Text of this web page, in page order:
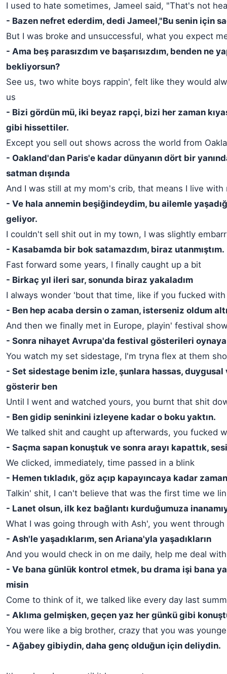
I used to hate sometimes, Jameel said, "That's not
- Bazen nefret ederdim, dedi Jameel,"Bu senin için
But I was broke and unsuccessful, what you expect
- Ama beş parasızdım ve başarısızdım, benden ne
bekliyorsun?
See us, two white boys rappin', felt like they would
us
- Bizi gördün mü, iki beyaz rapçi, bizi her zaman
gibi hissettiler.
Except you sell out shows across the world from
- Oakland'dan Paris'e kadar dünyanın dört bir
satman dışında
And I was still at my mom's crib, that means I live with
- Ve hala annemin beşiğindeydim, bu ailemle
geliyor.
I couldn't sell shit out in my town, I was slightly
- Kasabamda bir bok satamazdım, biraz utanmıştım.
Fast forward some years, I finally caught up a bit
- Birkaç yıl ileri sar, sonunda biraz yakaladım
I always wonder 'bout that time, like if you fucked
- Ben hep acaba dersin o zaman, isterseniz oldum
And then we finally met in Europe, playin' festival
- Sonra nihayet Avrupa'da festival gösterileri
You watch my set sidestage, I'm tryna flex at them
- Set sidestage benim izle, şunlara hassas, duygusal
gösterir ben
Until I went and watched yours, you burnt that shit
- Ben gidip seninkini izleyene kadar o boku yaktın.
We talked shit and caught up afterwards, you fucked
- Saçma sapan konuştuk ve sonra arayı kapattık,
We clicked, immediately, time passed in a blink
- Hemen tıkladık, göz açıp kapayıncaya kadar
Talkin' shit, I can't believe that was the first time we
- Lanet olsun, ilk kez bağlantı kurduğumuza
What I was going through with Ash', you went through
- Ash'le yaşadıklarım, sen Ariana'yla yaşadıkların
And you would check in on me daily, help me deal
- Ve bana günlük kontrol etmek, bu drama işi bana
misin
Come to think of it, we talked like every day last
- Aklıma gelmişken, geçen yaz her günkü gibi
You were like a big brother, crazy that you was
- Ağabey gibiydin, daha genç olduğun için deliydin.